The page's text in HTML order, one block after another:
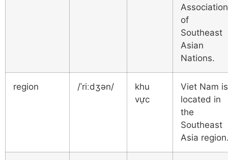
Association
of
Southeast
Asian
Nations.
region /ˈriːdʒən/
khu
vực
Viet Nam is
located in
the
Southeast
Asia